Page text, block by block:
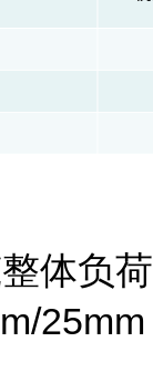
体负
25mm